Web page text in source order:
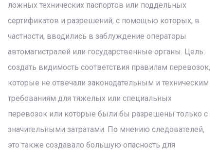
ложных технических паспортов или поддельных
сертификатов и разрешений, с помощью которых, в
частности, вводились в заблуждение операторы
автомагистралей или государственные органы. Цель:
создать видимость соответствия правилам перевозок,
которые не отвечали законодательным и техническим
требованиям для тяжелых или специальных
перевозок или которые были бы разрешены только с
значительными затратами. По мнению следователей,
это также создавало большую опасность для